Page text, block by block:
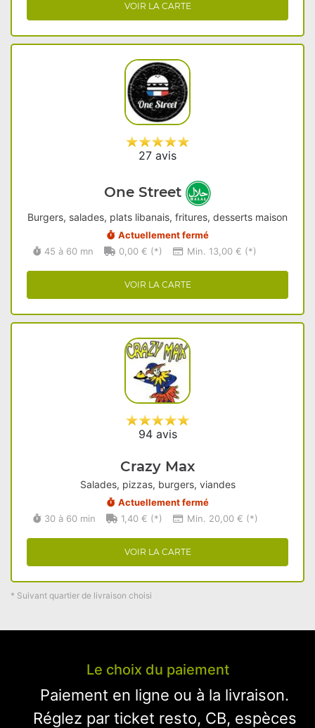
VOIR LA CARTE
27 avis
One Street
Burgers, salades, plats libanais, fritures, desserts maison
Actuellement fermé
45 à 60 mn
0,00 € (*) Min. 13,00 € (*)
VOIR LA CARTE
94 avis
Crazy Max
Salades, pizzas, burgers, viandes
Actuellement fermé
30 à 60 min
1,40 € (*) Min. 20,00 € (*)
VOIR LA CARTE
* Suivant quartier de livraison choisi
Le choix du paiement
Paiement en ligne ou à la livraison.
Réglez par ticket resto, CB, espèces